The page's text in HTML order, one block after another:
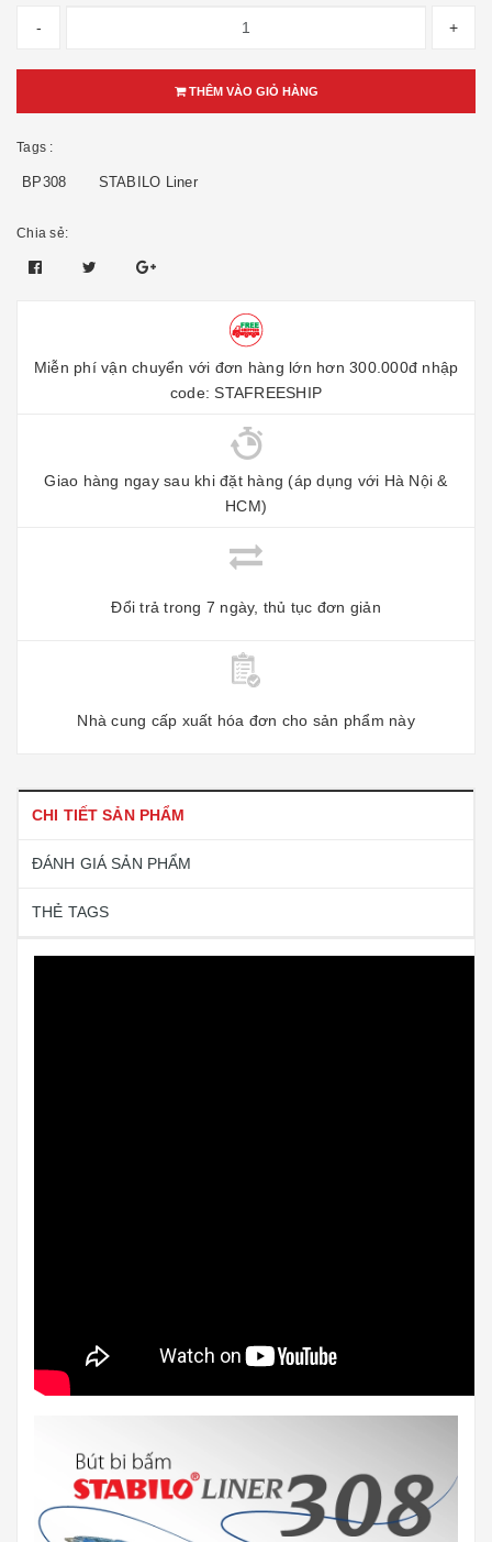
- +
THÊM VÀO GIỎ HÀNG
Tags :
BP308 STABILO Liner
Chia sẻ:
Miễn phí vận chuyển với đơn hàng lớn hơn 300.000đ nhập
code: STAFREESHIP
Giao hàng ngay sau khi đặt hàng (áp dụng với Hà Nội &
HCM)
Đổi trả trong 7 ngày, thủ tục đơn giản
Nhà cung cấp xuất hóa đơn cho sản phẩm này
CHI TIẾT SẢN PHẨM
ĐÁNH GIÁ SẢN PHẨM
THẺ TAGS